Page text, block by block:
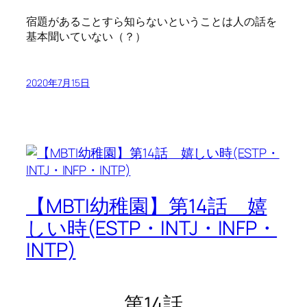
宿題があることすら知らないということは人の話を
基本聞いていない（？）
2020年7月15日
【MBTI幼稚園】第14話 嬉
しい時(ESTP・INTJ・INFP・
INTP)